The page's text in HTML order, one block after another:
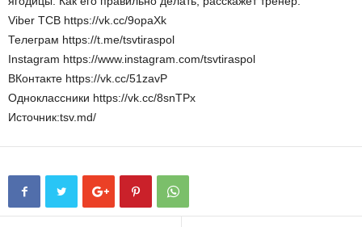
Viber ТСВ https://vk.cc/9opaXk
Телеграм https://t.me/tsvtiraspol
Instagram https://www.instagram.com/tsvtiraspol
ВКонтакте https://vk.cc/51zavP
Одноклассники https://vk.cc/8snTPx
Источник:tsv.md/